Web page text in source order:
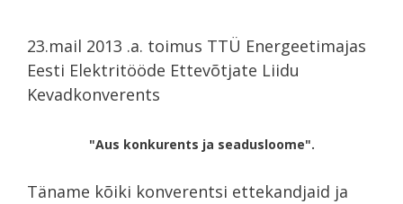
23.mail 2013 .a. toimus TTÜ Energeetimajas
Eesti Elektritööde Ettevõtjate Liidu
Kevadkonverents
"Aus konkurents ja seadusloome".
Täname kõiki konverentsi ettekandjaid ja